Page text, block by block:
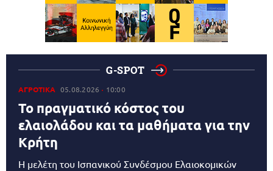
G-SPOT
ΑΓΡΟΤΙΚΑ 05.08.2026 10:00
Το πραγματικό κόστος του
ελαιολάδου και τα μαθήματα για την
Κρήτη
Η μελέτη του Ισπανικού Συνδέσμου Ελαιοκομικών